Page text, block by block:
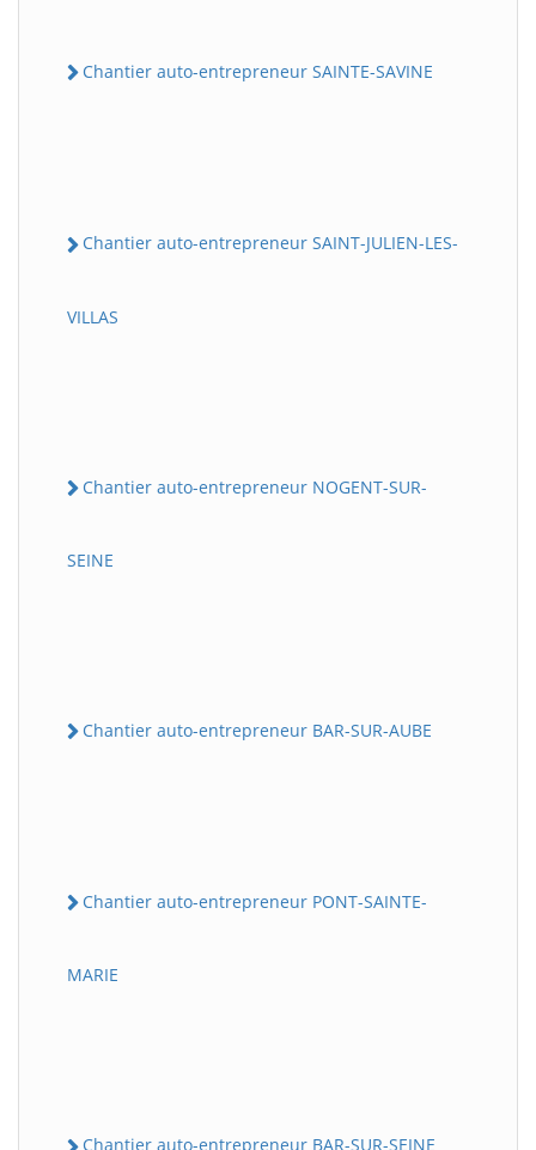
Chantier auto-entrepreneur SAINTE-SAVINE
Chantier auto-entrepreneur SAINT-JULIEN-LES-
VILLAS
Chantier auto-entrepreneur NOGENT-SUR-
SEINE
Chantier auto-entrepreneur BAR-SUR-AUBE
Chantier auto-entrepreneur PONT-SAINTE-
MARIE
Chantier auto-entrepreneur BAR-SUR-SEINE